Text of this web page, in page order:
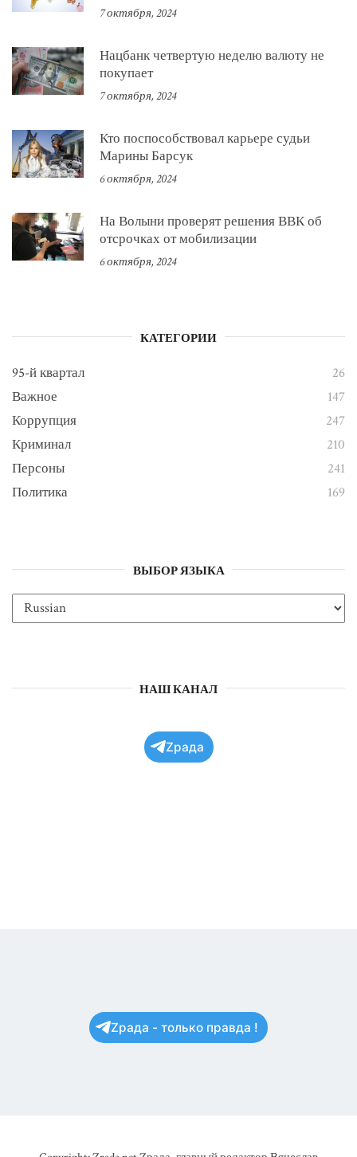
7 октября, 2024
Нацбанк четвертую неделю валюту не
покупает
7 октября, 2024
Кто поспособствовал карьере судьи
Марины Барсук
6 октября, 2024
На Волыни проверят решения ВВК об
отсрочках от мобилизации
6 октября, 2024
КАТЕГОРИИ
95-й квартал
26
Важное
147
Коррупция
247
Криминал
210
Персоны
241
Политика
169
ВЫБОР ЯЗЫКА
НАШ КАНАЛ
Zрада
Zрада - только правда !